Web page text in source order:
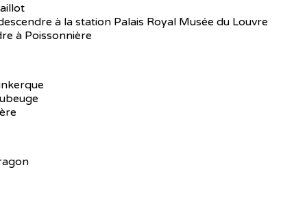
à la station Palais Royal Musée du Louvre
à Poissonnière